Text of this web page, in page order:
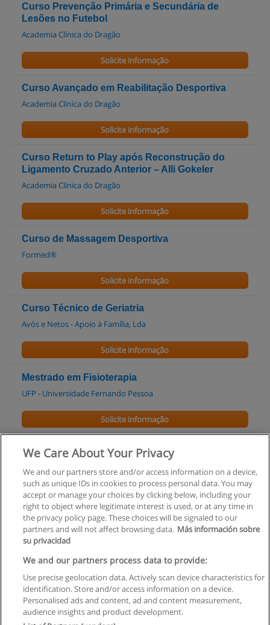
Curso Prevenção Primária e Secundária de
Lesões no Futebol
Academia Clínica do Dragão
Solicite informação
Curso Avançado em Reabilitação Desportiva
Academia Clínica do Dragão
Solicite informação
Curso Return to Play após Reconstrução do
Ligamento Cruzado Anterior – Alli Gokeler
Academia Clínica do Dragão
Solicite informação
Curso de Massagem Desportiva
Formed®
Solicite informação
Curso Técnico de Geriatria
Avós e Netos - Apoio à Família, Lda
Solicite informação
Mestrado em Fisioterapia
UFP - Universidade Fernando Pessoa
Solicite informação
Pós-graduação em Enfermagem do Trabalho
Solicite informação
Regras de uso
Privacidade de dados
Entrar em contato com Educaedu
We Care About Your Privacy
We and our partners store and/or access information on a device,
such as unique IDs in cookies to process personal data. You may
accept or manage your choices by clicking below, including your
right to object where legitimate interest is used, or at any time in
the privacy policy page. These choices will be signaled to our
partners and will not affect browsing data. Más información sobre
su privacidad
We and our partners process data to provide:
Use precise geolocation data. Actively scan device characteristics for
identification. Store and/or access information on a device.
Personalised ads and content, ad and content measurement,
audience insights and product development.